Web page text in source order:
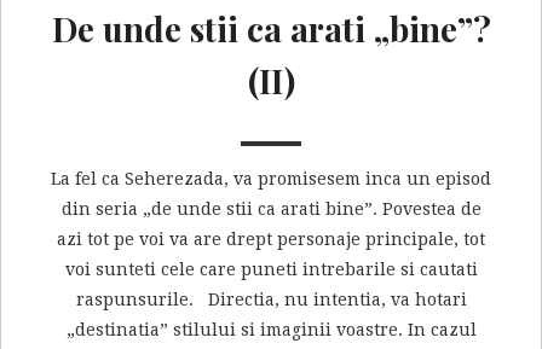
De unde stii ca arati „bine”?
(II)
La fel ca Seherezada, va promisesem inca un episod
din seria „de unde stii ca arati bine”. Povestea de
azi tot pe voi va are drept personaje principale, tot
voi sunteti cele care puneti intrebarile si cautati
raspunsurile. Directia, nu intentia, va hotari
„destinatia” stilului si imaginii voastre. In cazul